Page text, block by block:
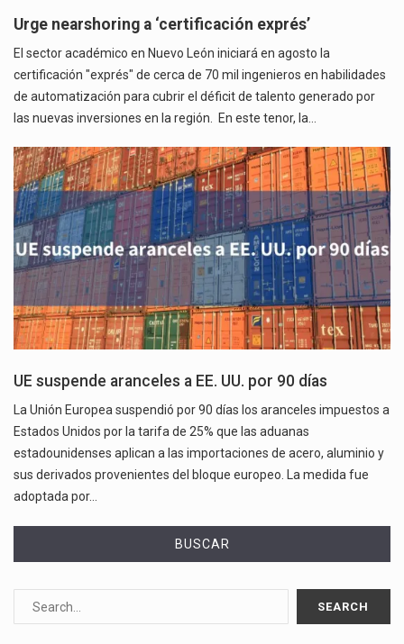
Urge nearshoring a ‘certificación exprés’
El sector académico en Nuevo León iniciará en agosto la
certificación "exprés" de cerca de 70 mil ingenieros en habilidades
de automatización para cubrir el déficit de talento generado por
las nuevas inversiones en la región. En este tenor, la…
UE suspende aranceles a EE. UU. por 90 días
La Unión Europea suspendió por 90 días los aranceles impuestos a
Estados Unidos por la tarifa de 25% que las aduanas
estadounidenses aplican a las importaciones de acero, aluminio y
sus derivados provenientes del bloque europeo. La medida fue
adoptada por…
BUSCAR